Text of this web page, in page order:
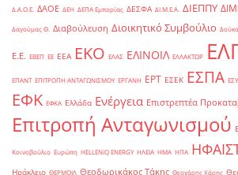
Δ.Α.Ο.Ε. ΔΑΟΕ ΔΕΗ ΔΕΠΑ Εμπορίας ΔΕΣΦΑ ΔΙ.Μ.Ε.Α. ΔΙΕΠΠΥ
Δαγούμας Θ. Διαβούλευση Διοικητικό Συμβούλιο
Ε.Ε. ΕΒΕΠ ΕΕ ΕΕΑ ΕΚΟ ΕΛΑΣ ΕΛΙΝΟΙΛ ΕΛΛΑΚΤΩΡ
ΕΠΑΝΤ ΕΠΙΤΡΟΠΗ ΑΝΤΑΓΩΝΙΣΜΟΥ ΕΡΓΑΝΗ ΕΡΤ ΕΣΕΚ ΕΣΠΑ
ΕΦΚ ΕΦΚΑ Ελλάδα Ενέργεια Επιστρεπτέα
Επιτροπή Ανταγωνισμού
Κοινοβούλιο Ευρώπη ΗELLENiQ ENERGY ΗΛΕΙΑ ΗΜΑ ΗΠΑ
Ηράκλειο ΘΕΡΜΟΙΛ Θεοδωρικάκος Τάκης Θεοχάρης Χάρης